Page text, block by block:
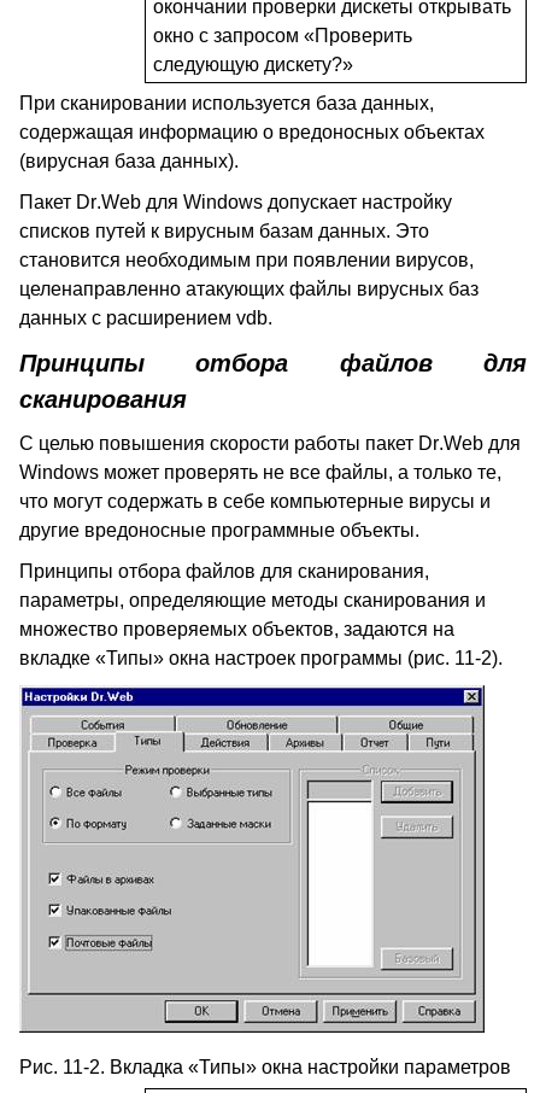
окончании проверки дискеты открывать
окно с запросом «Проверить
следующую дискету?»
При сканировании используется база данных,
содержащая информацию о вредоносных объектах
(вирусная база данных).
Пакет Dr.Web для Windows допускает настройку
списков путей к вирусным базам данных. Это
становится необходимым при появлении вирусов,
целенаправленно атакующих файлы вирусных баз
данных с расширением vdb.
Принципы отбора файлов для
сканирования
С целью повышения скорости работы пакет Dr.Web для
Windows может проверять не все файлы, а только те,
что могут содержать в себе компьютерные вирусы и
другие вредоносные программные объекты.
Принципы отбора файлов для сканирования,
параметры, определяющие методы сканирования и
множество проверяемых объектов, задаются на
вкладке «Типы» окна настроек программы (рис. 11-2).
Рис. 11-2. Вкладка «Типы» окна настройки параметров